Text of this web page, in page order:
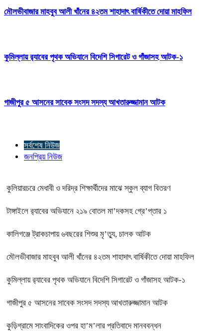
মৌলভীবাজার মাহবুব আলী খাঁনের ৪২তম শাহাদাৎ বার্ষিকীতে দোয়া মাহফিল
কুমিল্লায় র‍্যাবের পৃথক অভিযানে বিদেশি সিগারেট ও গাঁজাসহ আটক-১
গাজীপুর ৫ আসনের সাবেক সংসদ সদস্য আখতারুজ্জামান আটক
সর্বশেষ নিউজ
জনপ্রিয় নিউজ
কুলিয়ারচরে মেধাবী ও দরিদ্র শিক্ষার্থীদের মাঝে স্কুল ব্যাগ বিতরণ
টাঙ্গাইলে র‍্যাবের অভিযানে ২১৯ বোতল মা’দকসহ গ্রে’প্তার ১
কালিগঞ্জে ট্রাকচাপায় ৬বছরের শিশুর মৃ’ত্যু, চালক আটক
মৌলভীবাজার মাহবুব আলী খাঁনের ৪২তম শাহাদাৎ বার্ষিকীতে দোয়া মাহফিল
কুমিল্লায় র‍্যাবের পৃথক অভিযানে বিদেশি সিগারেট ও গাঁজাসহ আটক-১
গাজীপুর ৫ আসনের সাবেক সংসদ সদস্য আখতারুজ্জামান আটক
কুড়িগ্রামে সাংবাদিকের ওপর হা’ম’লার প্রতিবাদে মানববন্ধন